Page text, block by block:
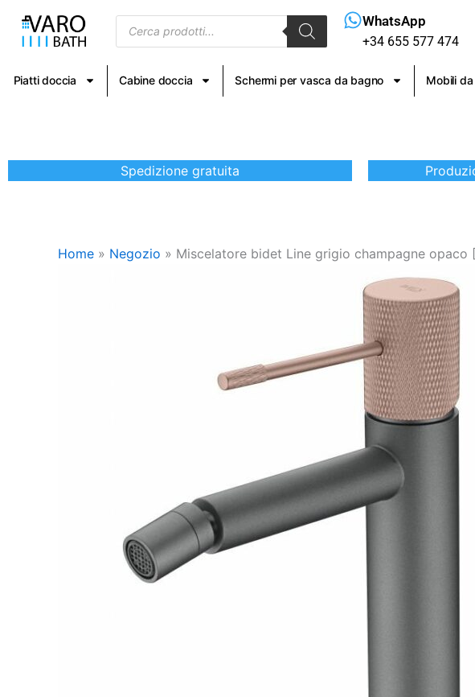
contenuto
Products
search
WhatsApp
+34 655 577 474
Piatti doccia Cabine doccia Schermi per vasca da bagno Mobili
Spedizione gratuita
Home » Negozio » Miscelatore bidet Line grigio champagne opaco [